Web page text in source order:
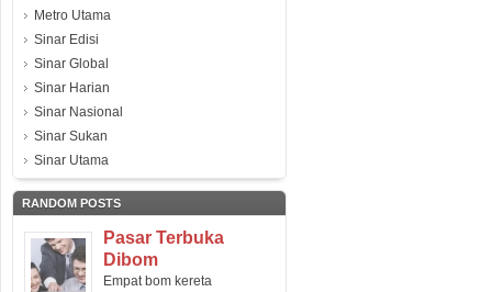
Metro Utama
Sinar Edisi
Sinar Global
Sinar Harian
Sinar Nasional
Sinar Sukan
Sinar Utama
RANDOM POSTS
Pasar Terbuka
Dibom
Empat bom kereta